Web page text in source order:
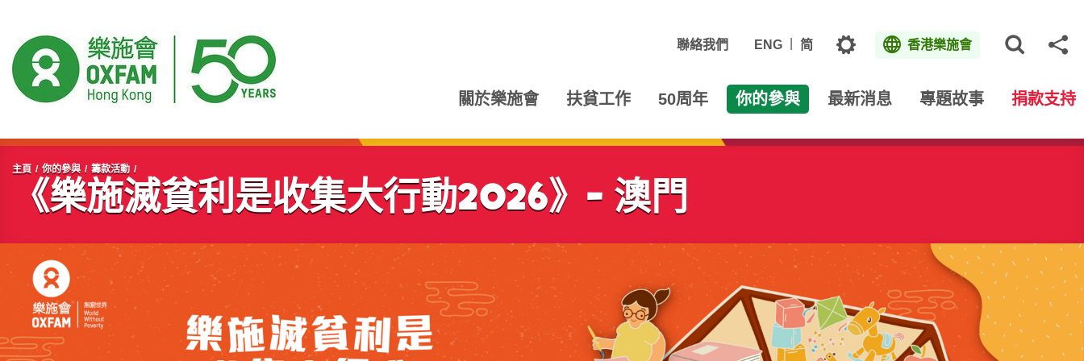
聯絡我們 ENG 简 主題 香港樂施會
關於樂施會 扶貧工作 50周年 你的參與 最新消息 專題故事 捐款支持
開始主要內容
主頁 你的參與 籌款活動
《樂施滅貧利是收集大行動2026》- 澳門